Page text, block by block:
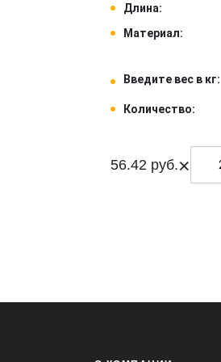
Длина:
Материал:
Введите вес в кг:
Количество:
56.42 руб.×